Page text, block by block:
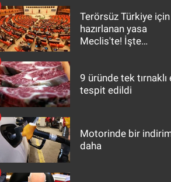
Terörsüz Türkiye için
hazırlanan yasa
Meclis'te! İşte
9 üründe tek tırnaklı
tespit edildi
Motorinde bir
daha